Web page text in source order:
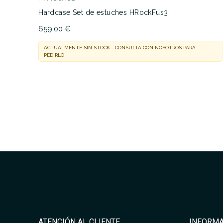
Hardcase Set de estuches HRockFus3
659,00 €
ACTUALMENTE SIN STOCK - CONSULTA CON NOSOTROS PARA
PEDIRLO